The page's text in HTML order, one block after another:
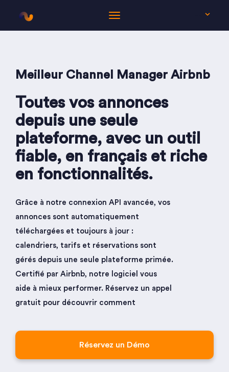
Meilleur Channel Manager Airbnb
Toutes vos annonces
depuis une seule
plateforme, avec un outil
fiable, en français et riche
en fonctionnalités.
Grâce à notre connexion API avancée, vos
annonces sont automatiquement
téléchargées et toujours à jour :
calendriers, tarifs et réservations sont
gérés depuis une seule plateforme primée.
Certifié par Airbnb, notre logiciel vous
aide à mieux performer. Réservez un appel
gratuit pour découvrir comment
Réservez un Démo